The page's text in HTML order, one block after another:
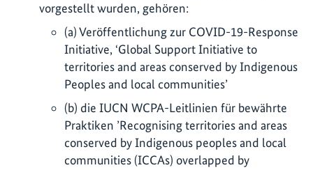
vorgestellt wurden, gehören:
(a) Veröffentlichung zur COVID-19-Response
Initiative, ‘Global Support Initiative to
territories and areas conserved by Indigenous
Peoples and local communities’
(b) die IUCN WCPA-Leitlinien für bewährte
Praktiken ’Recognising territories and areas
conserved by Indigenous peoples and local
communities (ICCAs) overlapped by